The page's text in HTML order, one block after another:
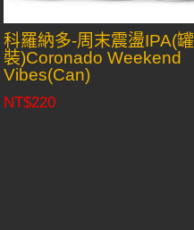
科羅納多-周末震盪IPA(罐
裝)Coronado Weekend
Vibes(Can)
NT$220